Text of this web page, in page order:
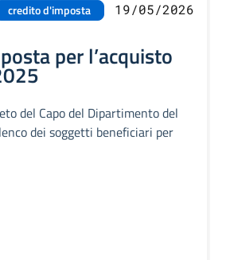
credito d'imposta 19/05/2026
per l’acquisto
del Capo del Dipartimento del
dei soggetti beneficiari per